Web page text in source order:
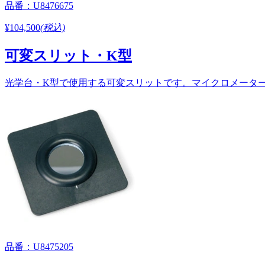
品番：U8476675
¥104,500(税込)
可変スリット・K型
光学台・K型で使用する可変スリットです。マイクロメータ
品番：U8475205